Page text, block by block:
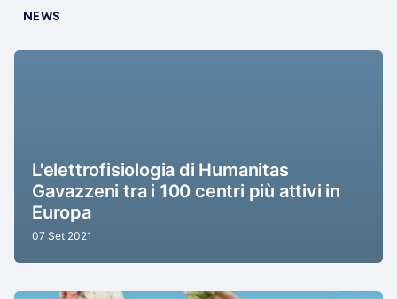
NEWS
L'elettrofisiologia di Humanitas
Gavazzeni tra i 100 centri più attivi in
Europa
07 Set 2021